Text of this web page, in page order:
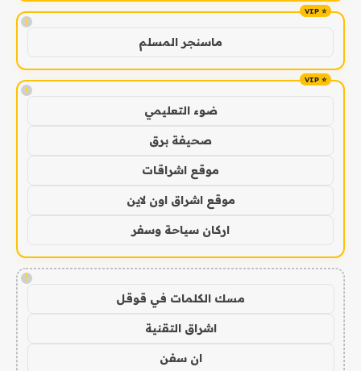
!
ماسنجر المسلم
!
ضوء التعليمي
صحيفة برق
موقع اشراقات
موقع اشراق اون لاين
اركان سياحة وسفر
!
مسك الكلمات في قوقل
اشراق التقنية
ان سفن